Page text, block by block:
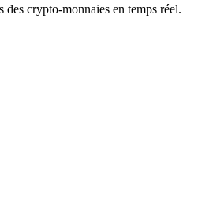
des crypto-monnaies en temps réel.